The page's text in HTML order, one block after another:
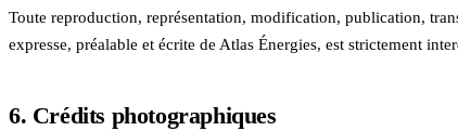
Toute reproduction, représentation, modification, publication,
expresse, préalable et écrite de Atlas Énergies, est strictement
6. Crédits photographiques